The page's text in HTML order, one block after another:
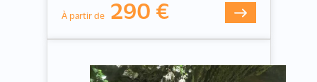
À partir de 290 €